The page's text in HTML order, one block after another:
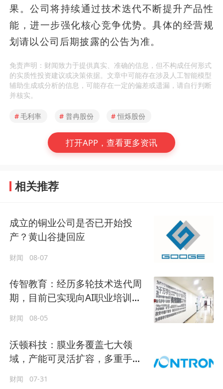
果。公司将持续通过技术迭代不断提升产品性
能，进一步强化核心竞争优势。具体的经营规
划请以公司后期披露的公告为准。
免责声明：财闻致力于提供真实、准确的信息，但不构成任何形式
的实质性投资建议或决策依据。文章中可能存在涉及人工智能模型
辅助生成或分析的信息，可能存在一定的偏差或遗漏，请自行判断
并核实。
#毛利率 # 普冉股份 # 恒烁股份
打开APP，查看更多资讯
相关推荐
成立的铜业公司是否已开始投
产？黄山谷捷回应
财闻 08-07
传智教育：经历多轮技术迭代周
期，目前已实现向AI职业培训机
财闻 08-05
沃顿科技：膜业务覆盖七大领
域，产能可灵活扩容，多重手段
财闻 07-31